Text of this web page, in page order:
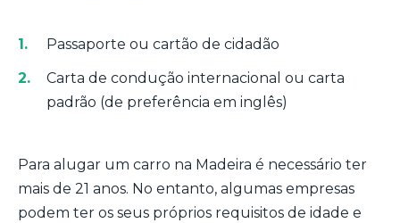
Passaporte ou cartão de cidadão
Carta de condução internacional ou carta
padrão (de preferência em inglês)
Para alugar um carro na Madeira é necessário ter
mais de 21 anos. No entanto, algumas empresas
podem ter os seus próprios requisitos de idade e